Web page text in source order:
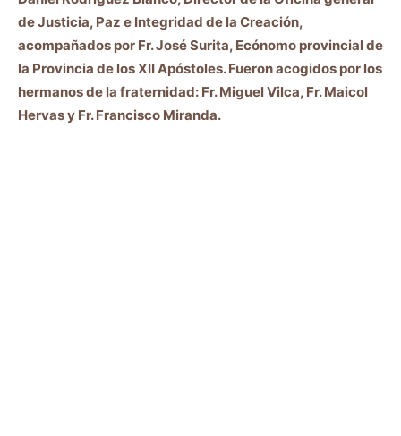
de Justicia, Paz e Integridad de la Creación,
acompañados por Fr. José Surita, Ecónomo provincial de
la Provincia de los XII Apóstoles. Fueron acogidos por los
hermanos de la fraternidad: Fr. Miguel Vilca, Fr. Maicol
Hervas y Fr. Francisco Miranda.